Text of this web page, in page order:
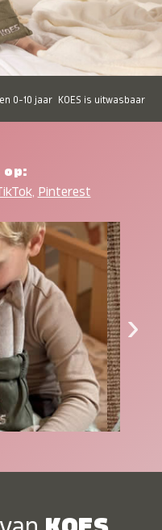
0-10 jaar KOES is uitwasbaar
op:
, Pinterest
›